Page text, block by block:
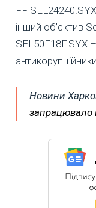
FF
інший об’єктив
SEL50F18F.SYX
антикорупційники.
Новини
запрацювало